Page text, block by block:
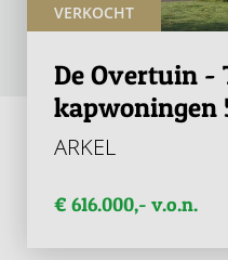
VERKOCHT
De Overtuin -
kapwoningen
ARKEL
€ 616.000,- v.o.n.